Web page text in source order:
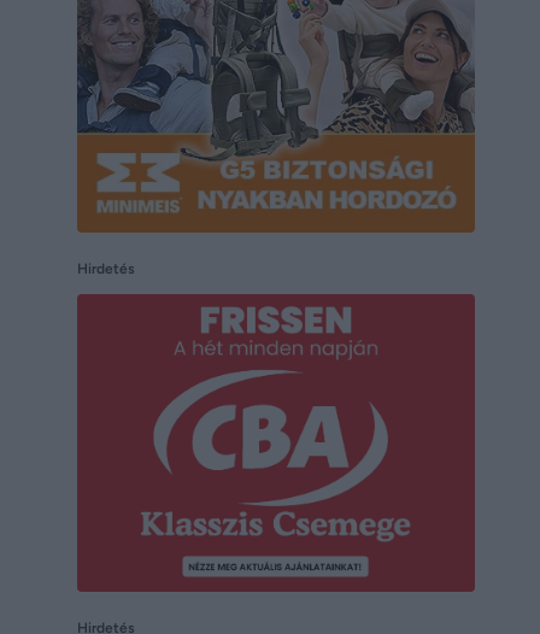
Hirdetés
Hirdetés